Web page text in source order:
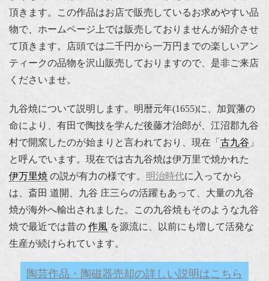
頂きます。この作品はお店で販売しているお求めやすい品
物で、ホームページ上では販売しておりませんが紹介させ
て頂きます。店頭では二千円から一万円までの楽しいアン
ティークの品物を沢山販売しておりますので、是非ご来店
くださいませ。
九谷焼について説明します。明暦元年(1655)に、加賀藩の
命により、有田で陶技を学んだ後藤才治郎が、江沼郡九谷
村で開窯したのが始まりと言われており、現在「 古九谷 」
と呼んでいます。現在では古九谷焼は伊万里で焼かれた
伊万里焼 の説が有力の様です。 明治時代に入ってから
は、斎田 道開、九谷 庄三らの活躍もあって、大量の九谷
焼が海外へ輸出されました。この九谷焼もそのような九谷
焼で最近では昔の 作風 を源流に、以前にも増して活発な
生産が続けられています。
陶芸作品・陶磁器売却の詳しい説明はこちら